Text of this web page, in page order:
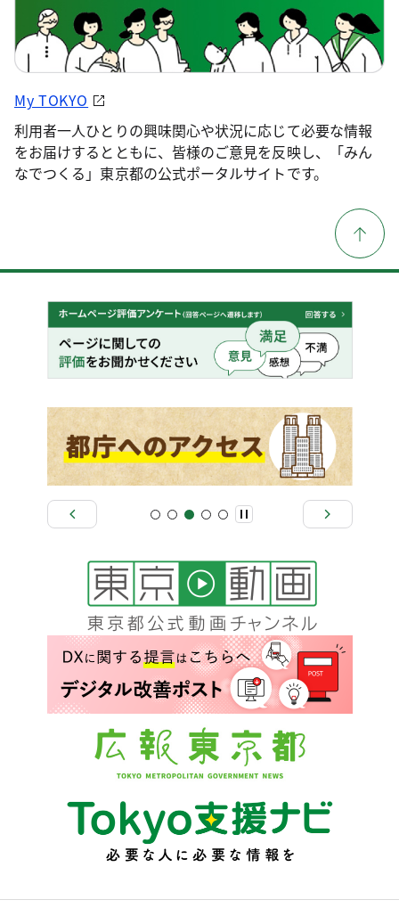
My TOKYO
利用者一人ひとりの興味関心や状況に応じて必要な情報
をお届けするとともに、皆様のご意見を反映し、「みん
なでつくる」東京都の公式ポータルサイトです。